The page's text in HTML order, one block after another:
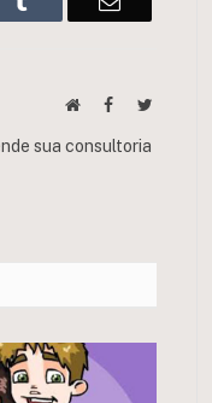
WebsiteFacebookTwitter
sua consultoria